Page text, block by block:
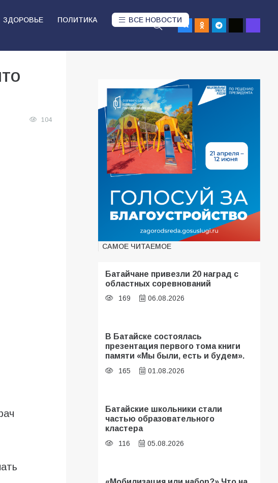
ЗДОРОВЬЕ ПОЛИТИКА ВСЕ НОВОСТИ
104
САМОЕ ЧИТАЕМОЕ
Батайчане привезли 20 наград с
областных соревнований
169 06.08.2026
В Батайске состоялась
презентация первого тома книги
памяти «Мы были, есть и будем».
165 01.08.2026
Батайские школьники стали
частью образовательного
кластера
116 05.08.2026